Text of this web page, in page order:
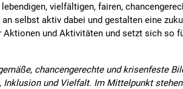
vielfältigen, fairen,
selbst aktiv dabei und gestalten eine
Aktionen und Aktivitäten und setzt sich so
chancengerechte und krisenfeste
und Vielfalt. Im Mittelpunkt